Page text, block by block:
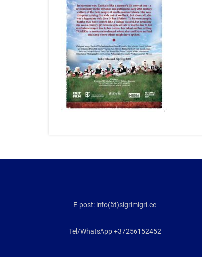
E-post: info(ät)sigrimigri.ee
Tel/WhatsApp +37256152452